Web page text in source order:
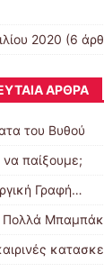
2020 (6
ΆΡΘΡΑ
του Βυθού
να παίξουμε;
Γραφή…
Πολλά